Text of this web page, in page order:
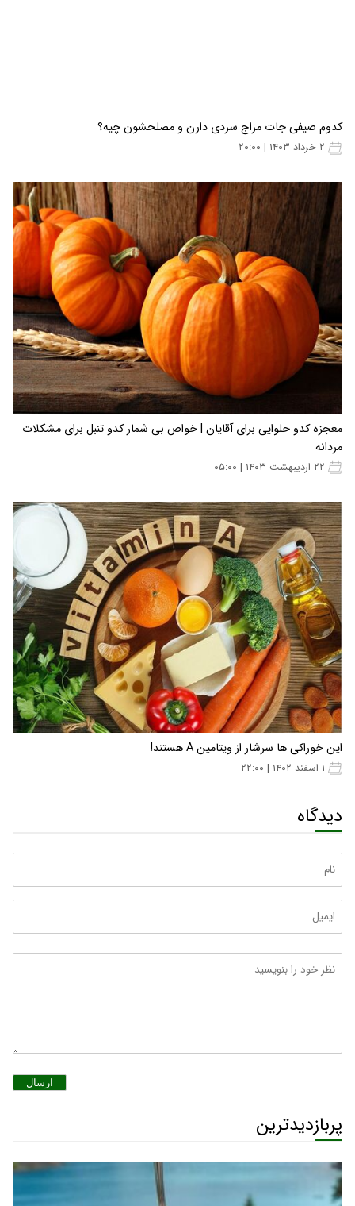
کدوم صیفی جات مزاج سردی دارن و مصلحشون چیه؟
معجزه کدو حلوایی برای آقایان | خواص بی شمار کدو تنبل برای مشکلات
مردانه
این خوراکی ها سرشار از ویتامین A هستند!
دیدگاه
ارسال
پربازدیدترین